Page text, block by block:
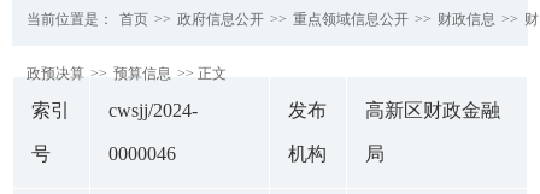
当前位置是： 首页 >> 政府信息公开 >> 重点领域信息公开 >> 财政信息 >> 财
政预决算 >> 预算信息 >> 正文
索引
号
cwsjj/2024-
0000046
发布
机构
高新区财政金融
局